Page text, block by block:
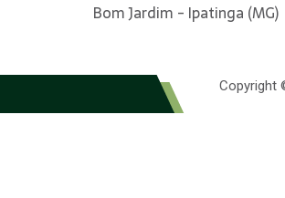
Bom Jardim - Ipatinga (MG)